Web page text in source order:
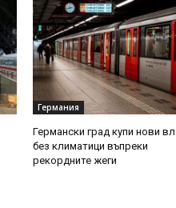
Германия
Германски град купи нови
без климатици въпреки
рекордните жеги